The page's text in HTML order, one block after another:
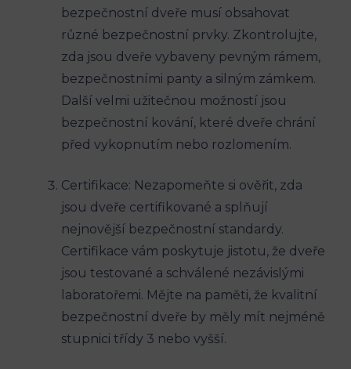
bezpečnostní dveře musí obsahovat
různé bezpečnostní prvky. Zkontrolujte,
zda jsou dveře vybaveny pevným rámem,
bezpečnostními panty a silným zámkem.
Další velmi užitečnou možností jsou
bezpečnostní kování, které dveře chrání
před vykopnutím nebo rozlomením.
Certifikace: Nezapomeňte si ověřit, zda
jsou dveře certifikované a splňují
nejnovější bezpečnostní standardy.
Certifikace vám poskytuje jistotu, že dveře
jsou testované a schválené nezávislými
laboratořemi. Mějte na paměti, že kvalitní
bezpečnostní dveře by měly mít nejméně
stupnici třídy 3 nebo vyšší.